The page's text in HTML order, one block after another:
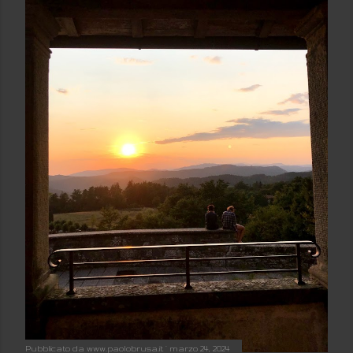
Pubblicato da www.paolobrusa.it marzo 24, 2024